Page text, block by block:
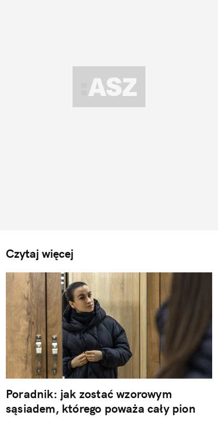
Czytaj więcej
Poradnik: jak zostać wzorowym
sąsiadem, którego poważa cały pion